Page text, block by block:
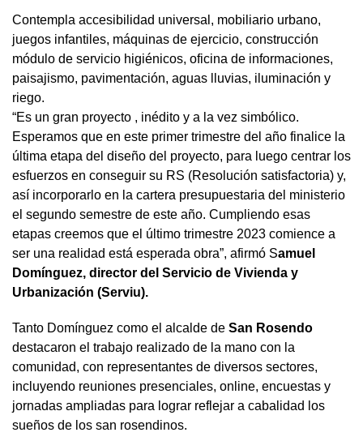
Contempla accesibilidad universal, mobiliario urbano,
juegos infantiles, máquinas de ejercicio, construcción
módulo de servicio higiénicos, oficina de informaciones,
paisajismo, pavimentación, aguas lluvias, iluminación y
riego.
“Es un gran proyecto , inédito y a la vez simbólico.
Esperamos que en este primer trimestre del año finalice la
última etapa del diseño del proyecto, para luego centrar los
esfuerzos en conseguir su RS (Resolución satisfactoria) y,
así incorporarlo en la cartera presupuestaria del ministerio
el segundo semestre de este año. Cumpliendo esas
etapas creemos que el último trimestre 2023 comience a
ser una realidad está esperada obra”, afirmó Samuel
Domínguez, director del Servicio de Vivienda y
Urbanización (Serviu).
Tanto Domínguez como el alcalde de San Rosendo
destacaron el trabajo realizado de la mano con la
comunidad, con representantes de diversos sectores,
incluyendo reuniones presenciales, online, encuestas y
jornadas ampliadas para lograr reflejar a cabalidad los
sueños de los san rosendinos.